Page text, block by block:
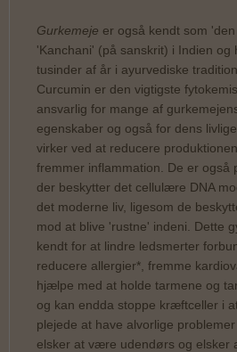
Gurkemeje er også kendt som
'Kanchani' (på sanskrit) i Indien
tusinder af år i ayurvediske
Curcumin er den vigtigste
ansvarlig for mange af
egenskaber og også for dens
virker ved at reducere
fremmer inflammation. De er også
der beskytter det cellulære DNA
det moderne liv, ligesom de
mod at blive 'rustne' indeni. Dette
kendt for at lindre ledsmerter
reducere allergier*, fremme
hjælpe med at holde tarmene og
og kan endda stoppe kræftceller i
plejede at have alvorlige
elsker at være udendørs og elsker